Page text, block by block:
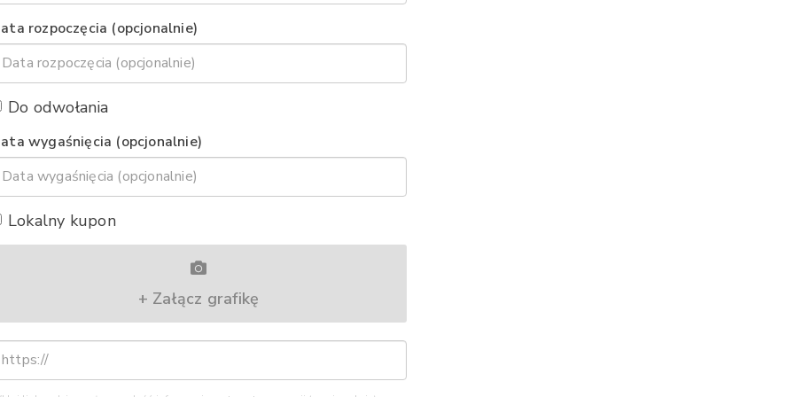
rozpoczęcia (opcjonalnie)
Do odwołania
wygaśnięcia (opcjonalnie)
Lokalny kupon
+ Załącz grafikę